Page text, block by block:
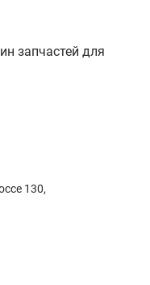
запчастей для
130,